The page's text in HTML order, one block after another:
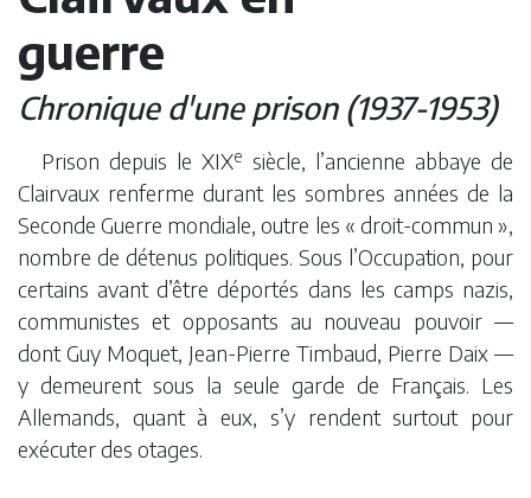
guerre
Chronique d'une prison (1937-1953)
Prison depuis le XIXe siècle, l’ancienne abbaye de
Clairvaux renferme durant les sombres années de la
Seconde Guerre mondiale, outre les « droit-commun »,
nombre de détenus politiques. Sous l’Occupation, pour
certains avant d’être déportés dans les camps nazis,
communistes et opposants au nouveau pouvoir —
dont Guy Moquet, Jean-Pierre Timbaud, Pierre Daix —
y demeurent sous la seule garde de Français. Les
Allemands, quant à eux, s’y rendent surtout pour
exécuter des otages.